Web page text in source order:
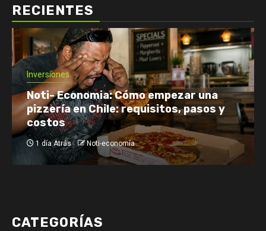
RECIENTES
Economía: Noticias Emprendimiento y Negocios
Finanzas: Noticias y Consejos Inversiones
Netflix enfrenta el reto de retener a
su audiencia
1 día Atrás Noti-economía
CATEGORÍAS